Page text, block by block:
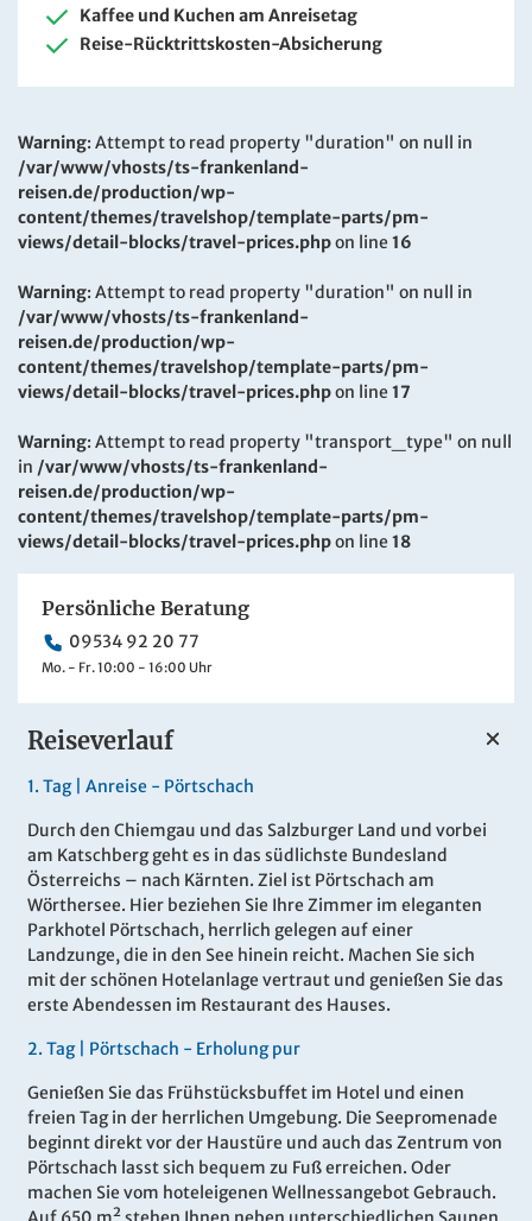
Reiseverlauf
1. Tag | Anreise - Pörtschach
Durch den Chiemgau und das Salzburger Land und vorbei
am Katschberg geht es in das südlichste Bundesland
Österreichs – nach Kärnten. Ziel ist Pörtschach am
Wörthersee. Hier beziehen Sie Ihre Zimmer im eleganten
Parkhotel Pörtschach, herrlich gelegen auf einer
Landzunge, die in den See hinein reicht. Machen Sie sich
mit der schönen Hotelanlage vertraut und genießen Sie das
erste Abendessen im Restaurant des Hauses.
2. Tag | Pörtschach - Erholung pur
Genießen Sie das Frühstücksbuffet im Hotel und einen
freien Tag in der herrlichen Umgebung. Die Seepromenade
beginnt direkt vor der Haustüre und auch das Zentrum von
Pörtschach lasst sich bequem zu Fuß erreichen. Oder
machen Sie vom hoteleigenen Wellnessangebot Gebrauch.
Kaffee und Kuchen am Anreisetag
Reise-Rücktrittskosten-Absicherung
Warning: Attempt to read property "duration" on null in
/var/www/vhosts/ts-frankenland-
reisen.de/production/wp-
content/themes/travelshop/template-parts/pm-
views/detail-blocks/travel-prices.phpon line 16
Warning: Attempt to read property "duration" on null in
/var/www/vhosts/ts-frankenland-
reisen.de/production/wp-
content/themes/travelshop/template-parts/pm-
views/detail-blocks/travel-prices.phpon line 17
Warning: Attempt to read property "transport_type" on null
in /var/www/vhosts/ts-frankenland-
reisen.de/production/wp-
content/themes/travelshop/template-parts/pm-
views/detail-blocks/travel-prices.phpon line 18
Persönliche Beratung
09534 92 20 77
Mo. - Fr. 10:00 - 16:00 Uhr